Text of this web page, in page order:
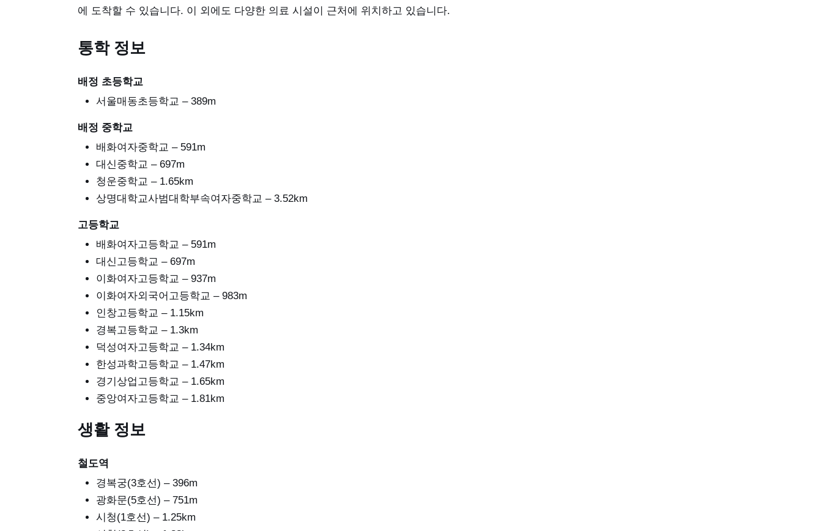
에 도착할 수 있습니다. 이 외에도 다양한 의료 시설이 근처에 위치하고 있습니다.
통학 정보
배정 초등학교
서울매동초등학교 – 389m
배정 중학교
배화여자중학교 – 591m
대신중학교 – 697m
청운중학교 – 1.65km
상명대학교사범대학부속여자중학교 – 3.52km
고등학교
배화여자고등학교 – 591m
대신고등학교 – 697m
이화여자고등학교 – 937m
이화여자외국어고등학교 – 983m
인창고등학교 – 1.15km
경복고등학교 – 1.3km
덕성여자고등학교 – 1.34km
한성과학고등학교 – 1.47km
경기상업고등학교 – 1.65km
중앙여자고등학교 – 1.81km
생활 정보
철도역
경복궁(3호선) – 396m
광화문(5호선) – 751m
시청(1호선) – 1.25km